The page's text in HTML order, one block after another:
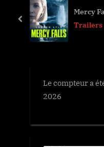
u
Mercy
Trailers
prev
Le compteur a
2026